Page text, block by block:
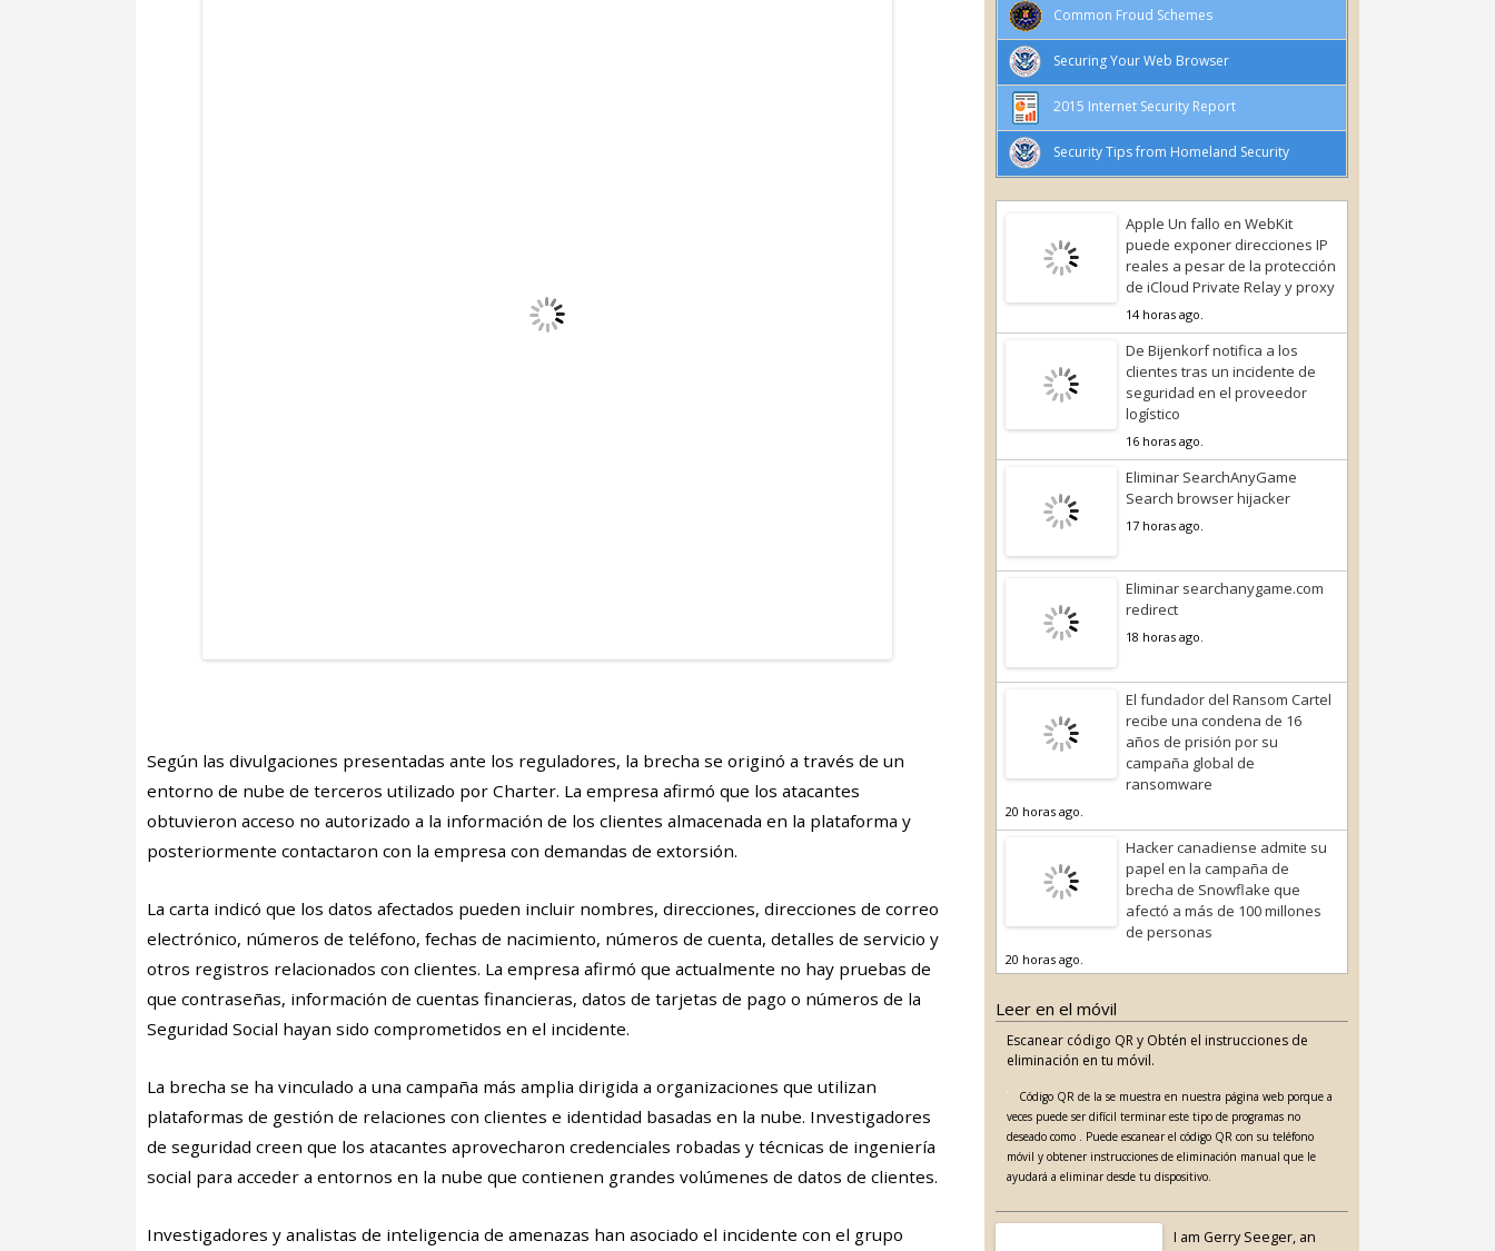
Según las divulgaciones presentadas ante los reguladores, la brecha se originó a través de un
entorno de nube de terceros utilizado por Charter. La empresa afirmó que los atacantes
obtuvieron acceso no autorizado a la información de los clientes almacenada en la plataforma y
posteriormente contactaron con la empresa con demandas de extorsión.
La carta indicó que los datos afectados pueden incluir nombres, direcciones, direcciones de correo
electrónico, números de teléfono, fechas de nacimiento, números de cuenta, detalles de servicio y
otros registros relacionados con clientes. La empresa afirmó que actualmente no hay pruebas de
que contraseñas, información de cuentas financieras, datos de tarjetas de pago o números de la
Seguridad Social hayan sido comprometidos en el incidente.
La brecha se ha vinculado a una campaña más amplia dirigida a organizaciones que utilizan
plataformas de gestión de relaciones con clientes e identidad basadas en la nube. Investigadores
de seguridad creen que los atacantes aprovecharon credenciales robadas y técnicas de ingeniería
social para acceder a entornos en la nube que contienen grandes volúmenes de datos de clientes.
Investigadores y analistas de inteligencia de amenazas han asociado el incidente con el grupo
Common Froud Schemes
Securing Your Web Browser
2015 Internet Security Report
Security Tips from Homeland Security
Apple Un fallo en WebKit
puede exponer direcciones IP
reales a pesar de la protección
de iCloud Private Relay y proxy
14 horas ago.
De Bijenkorf notifica a los
clientes tras un incidente de
seguridad en el proveedor
logístico
16 horas ago.
Eliminar SearchAnyGame
Search browser hijacker
17 horas ago.
Eliminar searchanygame.com
redirect
18 horas ago.
El fundador del Ransom Cartel
recibe una condena de 16
años de prisión por su
campaña global de
ransomware
20 horas ago.
Hacker canadiense admite su
papel en la campaña de
brecha de Snowflake que
afectó a más de 100 millones
de personas
20 horas ago.
Leer en el móvil
Escanear código QR y Obtén el instrucciones de
eliminación en tu móvil.
Código QR de la se muestra en nuestra página web porque a
veces puede ser difícil terminar este tipo de programas no
deseado como . Puede escanear el código QR con su teléfono
móvil y obtener instrucciones de eliminación manual que le
ayudará a eliminar desde tu dispositivo.
I am Gerry Seeger, an